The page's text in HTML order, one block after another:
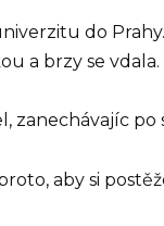
do
a brzy se vdala.
zanechávajíc
aby si